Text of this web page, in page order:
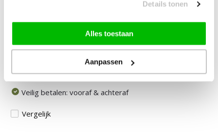
Details tonen
Alles toestaan
Aanpassen
Onze medewerker helpt je graag het juiste product te
Stuur mail of bel 085-2007065
Door klanten beoordeeld met een 8,9!
Gratis Verzending in NL & BE!
30 Dagen Bedenktijd
Veilig betalen: vooraf & achteraf
Vergelijk